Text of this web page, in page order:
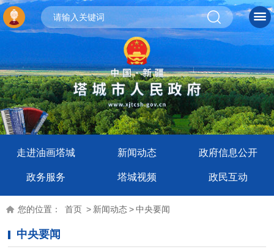
走进油画塔城 新闻动态 政府信息公开
政务服务 塔城视频 政民互动
您的位置： 首页 > 新闻动态>中央要闻
中央要闻